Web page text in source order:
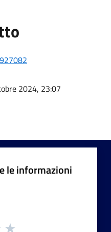
2024, 23:07
le informazioni